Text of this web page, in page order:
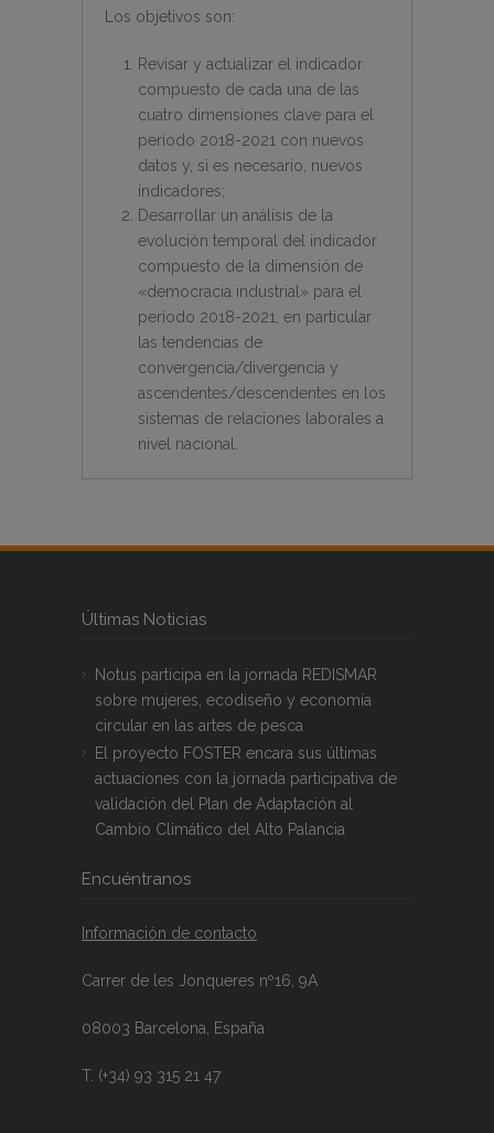
Los objetivos son:
Revisar y actualizar el indicador
compuesto de cada una de las
cuatro dimensiones clave para el
período 2018-2021 con nuevos
datos y, si es necesario, nuevos
indicadores;
Desarrollar un análisis de la
evolución temporal del indicador
compuesto de la dimensión de
«democracia industrial» para el
período 2018-2021, en particular
las tendencias de
convergencia/divergencia y
ascendentes/descendentes en los
sistemas de relaciones laborales a
nivel nacional.
Últimas Noticias
Notus participa en la jornada REDISMAR
sobre mujeres, ecodiseño y economía
circular en las artes de pesca
El proyecto FOSTER encara sus últimas
actuaciones con la jornada participativa de
validación del Plan de Adaptación al
Cambio Climático del Alto Palancia
Encuéntranos
Información de contacto
Carrer de les Jonqueres nº16, 9A
08003 Barcelona, España
T. (+34) 93 315 21 47